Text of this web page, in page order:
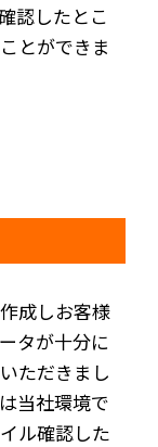
認したとこ
とができま
成しお客様
タが十分に
ただきまし
当社環境で
ル確認した